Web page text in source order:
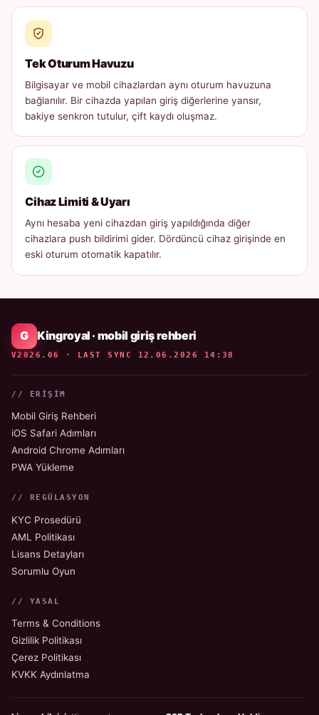
Tek Oturum Havuzu
Bilgisayar ve mobil cihazlardan aynı oturum havuzuna
bağlanılır. Bir cihazda yapılan giriş diğerlerine yansır,
bakiye senkron tutulur, çift kaydı oluşmaz.
Cihaz Limiti & Uyarı
Aynı hesaba yeni cihazdan giriş yapıldığında diğer
cihazlara push bildirimi gider. Dördüncü cihaz girişinde en
eski oturum otomatik kapatılır.
Kingroyal · mobil giriş rehberi
V2026.06 · LAST SYNC 12.06.2026 14:38
// ERIŞIM
Mobil Giriş Rehberi
iOS Safari Adımları
Android Chrome Adımları
PWA Yükleme
// REGÜLASYON
KYC Prosedürü
AML Politikası
Lisans Detayları
Sorumlu Oyun
// YASAL
Terms & Conditions
Gizlilik Politikası
Çerez Politikası
KVKK Aydınlatma